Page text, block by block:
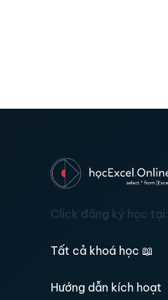
Click đăng ký học tại:
Tất cả khoá học 📖
Hướng dẫn kích hoạt